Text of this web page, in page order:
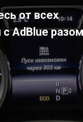
от всех
AdBlue